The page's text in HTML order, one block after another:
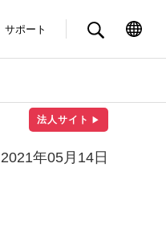
サポート
法人サイト ▶
2021年05月14日